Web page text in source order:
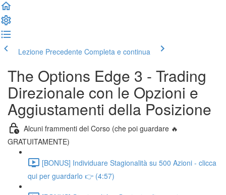
Lezione Precedente Completa e continua
The Options Edge 3 - Trading
Direzionale con le Opzioni e
Aggiustamenti della Posizione
Alcuni frammenti del Corso (che poi guardare 🔥
GRATUITAMENTE)
[BONUS] Individuare Stagionalità su 500 Azioni - clicca
qui per guardarlo 👉 (4:57)